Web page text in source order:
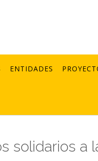
ENTIDADES
solidarios a